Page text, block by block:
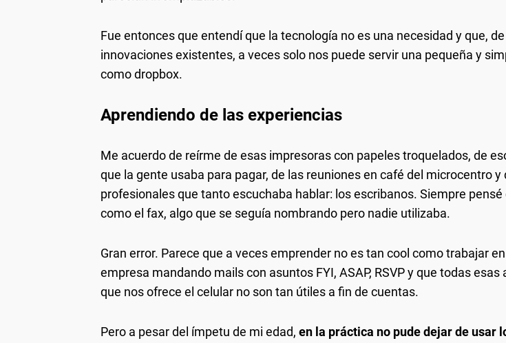
Fue entonces que entendí que la tecnología no es una necesidad y que,
innovaciones existentes, a veces solo nos puede servir una pequeña y
como dropbox.
Aprendiendo de las experiencias
Me acuerdo de reírme de esas impresoras con papeles troquelados, de
que la gente usaba para pagar, de las reuniones en café del microcentro y
profesionales que tanto escuchaba hablar: los escribanos. Siempre pensé
como el fax, algo que se seguía nombrando pero nadie utilizaba.
Gran error. Parece que a veces emprender no es tan cool como trabajar
empresa mandando mails con asuntos FYI, ASAP, RSVP y que todas esas
que nos ofrece el celular no son tan útiles a fin de cuentas.
Pero a pesar del ímpetu de mi edad, en la práctica no pude dejar de usar